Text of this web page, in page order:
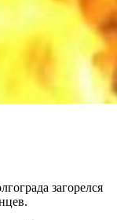
загорелся